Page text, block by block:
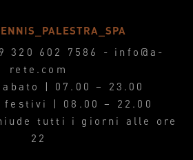
320 602 7586 - info@a-
rete.com
| 07.00 – 23.00
festivi | 08.00 – 22.00
tutti i giorni alle ore
22